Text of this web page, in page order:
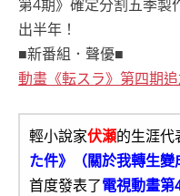
■新番組．聲優■
動畫《転スラ》第四期追
輕小說家伏瀬的生涯代
た件》（關於我轉生變
首度發表了電視動畫